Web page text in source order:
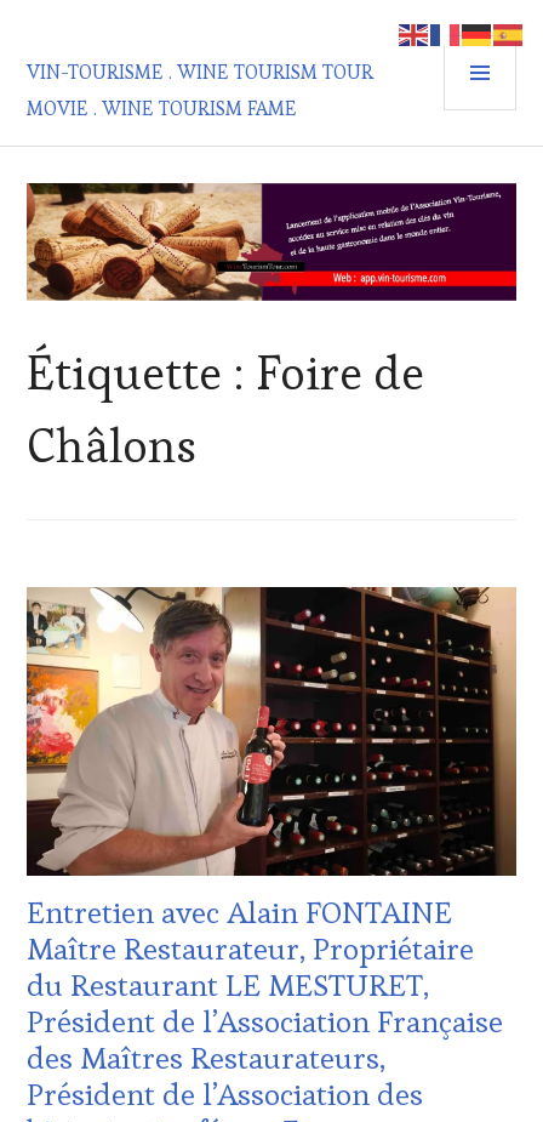
contenu
principal
VIN-TOURISME . WINE TOURISM TOUR
MOVIE . WINE TOURISM FAME
Étiquette : Foire de
Châlons
CLUB
WINE
TASTING
VOUCHER
DOMAINE
VITICOLE,
ADHÉRENT,
TOURISME
EDITION
LES
DU
VIN
ET
DE
LA
HAUTE
GASTRONOMIE
FRANÇAISE
INVITATIONS
Entretien avec Alain FONTAINE
Maître Restaurateur, Propriétaire
du Restaurant LE MESTURET,
Président de l’Association Française
des Maîtres Restaurateurs,
Président de l’Association des